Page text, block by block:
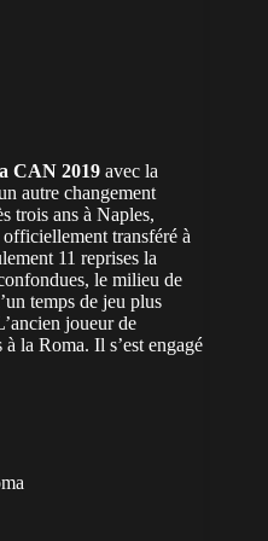
CAN 2019 avec la
autre changement
trois ans à Naples,
transféré à
11 reprises la
le milieu de
temps de jeu plus
joueur de
la Roma. Il s’est engagé